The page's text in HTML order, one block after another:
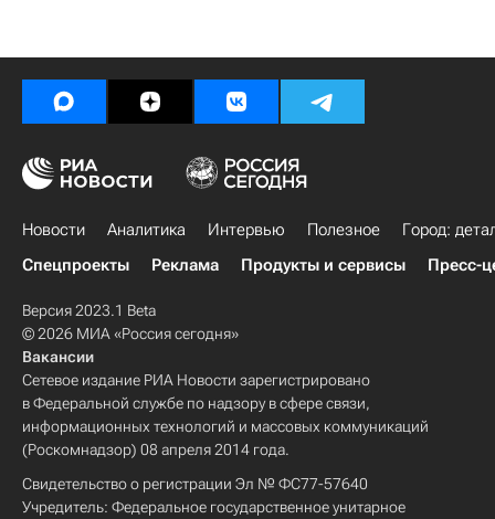
Новости Аналитика Интервью Полезное
Город:
Спецпроекты
Реклама Продукты и сервисы Пресс-
Версия 2023.1 Beta
© 2026 МИА «Россия сегодня»
Вакансии
Сетевое издание РИА Новости зарегистрировано
в Федеральной службе по надзору в сфере связи,
информационных технологий и массовых коммуникаций
(Роскомнадзор) 08 апреля 2014 года.
Свидетельство о регистрации Эл № ФС77-57640
Учредитель: Федеральное государственное унитарное